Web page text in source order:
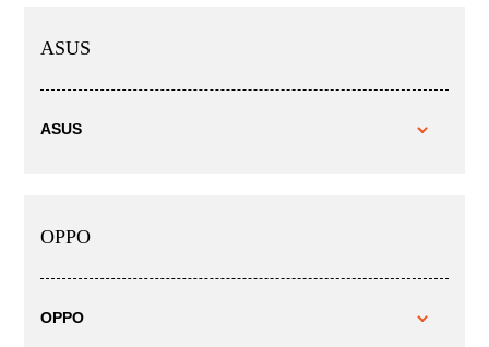
ASUS
ASUS
OPPO
OPPO